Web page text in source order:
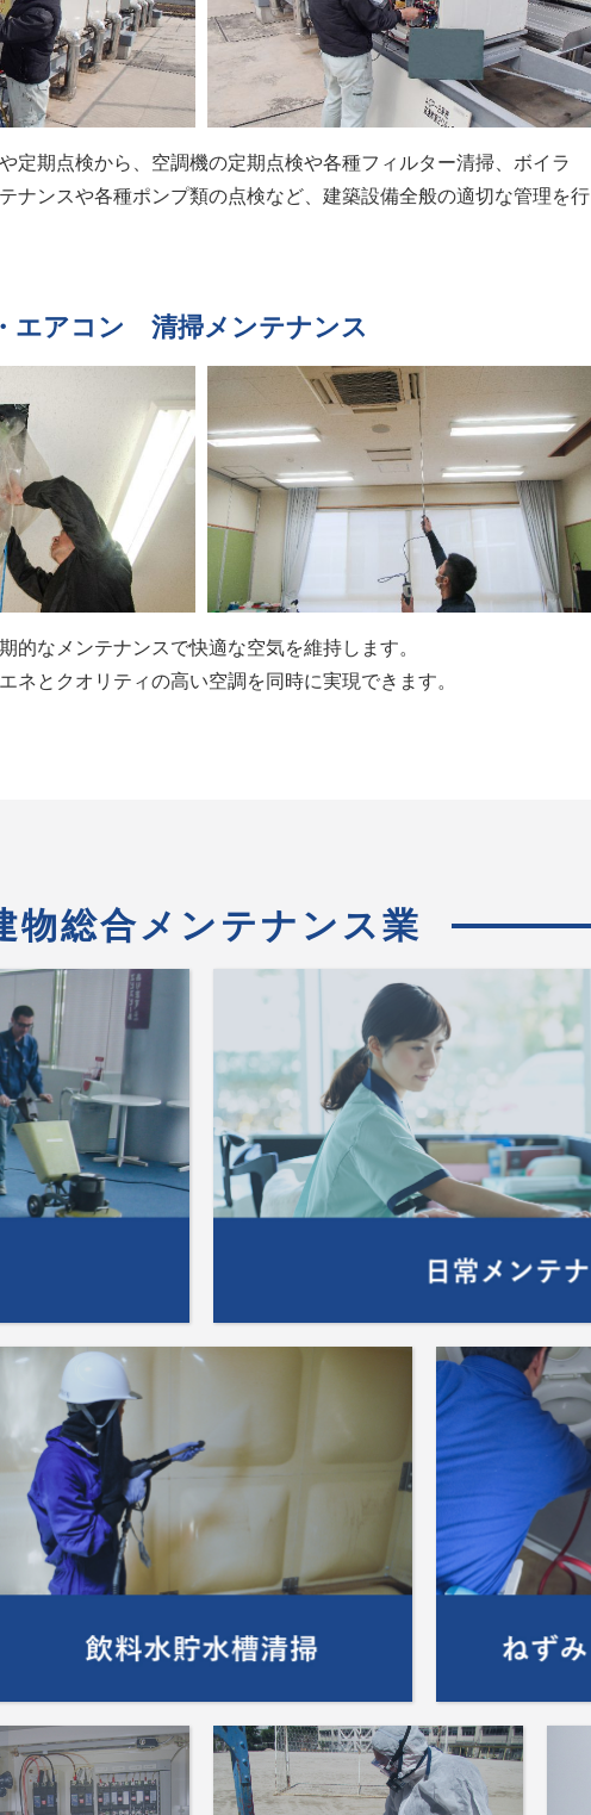
定期点検から、空調機の定期点検や各種フィルター清掃、ボイラ
ナンスや各種ポンプ類の点検など、建築設備全般の適切な管理を行
エアコン 清掃メンテナンス
的なメンテナンスで快適な空気を維持します。
ネとクオリティの高い空調を同時に実現できます。
物総合メンテナンス業